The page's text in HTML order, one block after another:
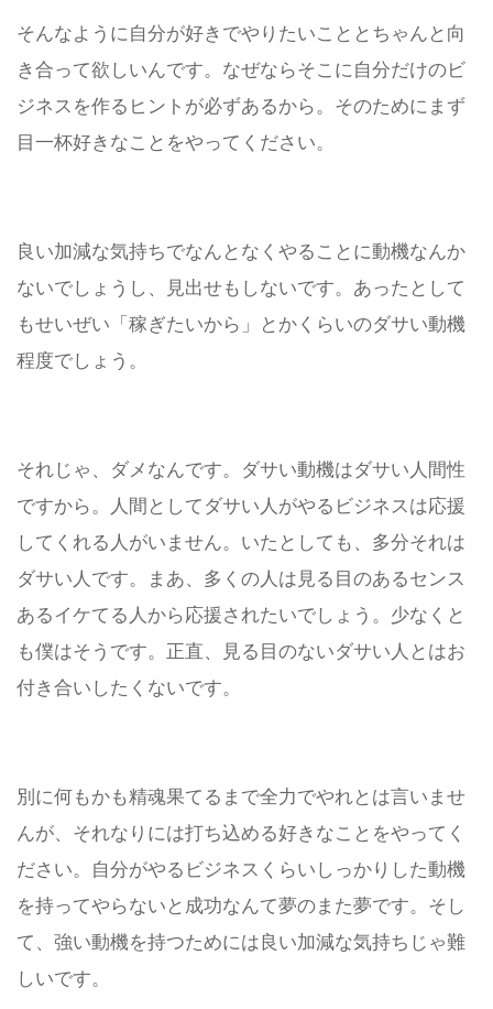
そんなように自分が好きでやりたいこととちゃんと向
き合って欲しいんです。なぜならそこに自分だけのビ
ジネスを作るヒントが必ずあるから。 そのためにまず
目一杯好きなことをやってください。
良い加減な気持ちでなんとなくやることに動機なんか
ないでしょうし、見出せもしないです。あったとして
もせいぜい「稼ぎたいから」とかくらいのダサい動機
程度でしょう。
それじゃ、ダメなんです。ダサい動機はダサい人間性
ですから。人間としてダサい人がやるビジネスは応援
してくれる人がいません。いたとしても、多分それは
ダサい人です。まあ、多くの人は見る目のあるセンス
あるイケてる人から応援されたいでしょう。少なくと
も僕はそうです。正直、見る目のないダサい人とはお
付き合いしたくないです。
別に何もかも精魂果てるまで全力でやれとは言いませ
んが、それなりには打ち込める好きなことをやってく
ださい。自分がやるビジネスくらいしっかりした動機
を持ってやらないと成功なんて夢のまた夢です。そし
て、強い動機を持つためには良い加減な気持ちじゃ難
しいです。